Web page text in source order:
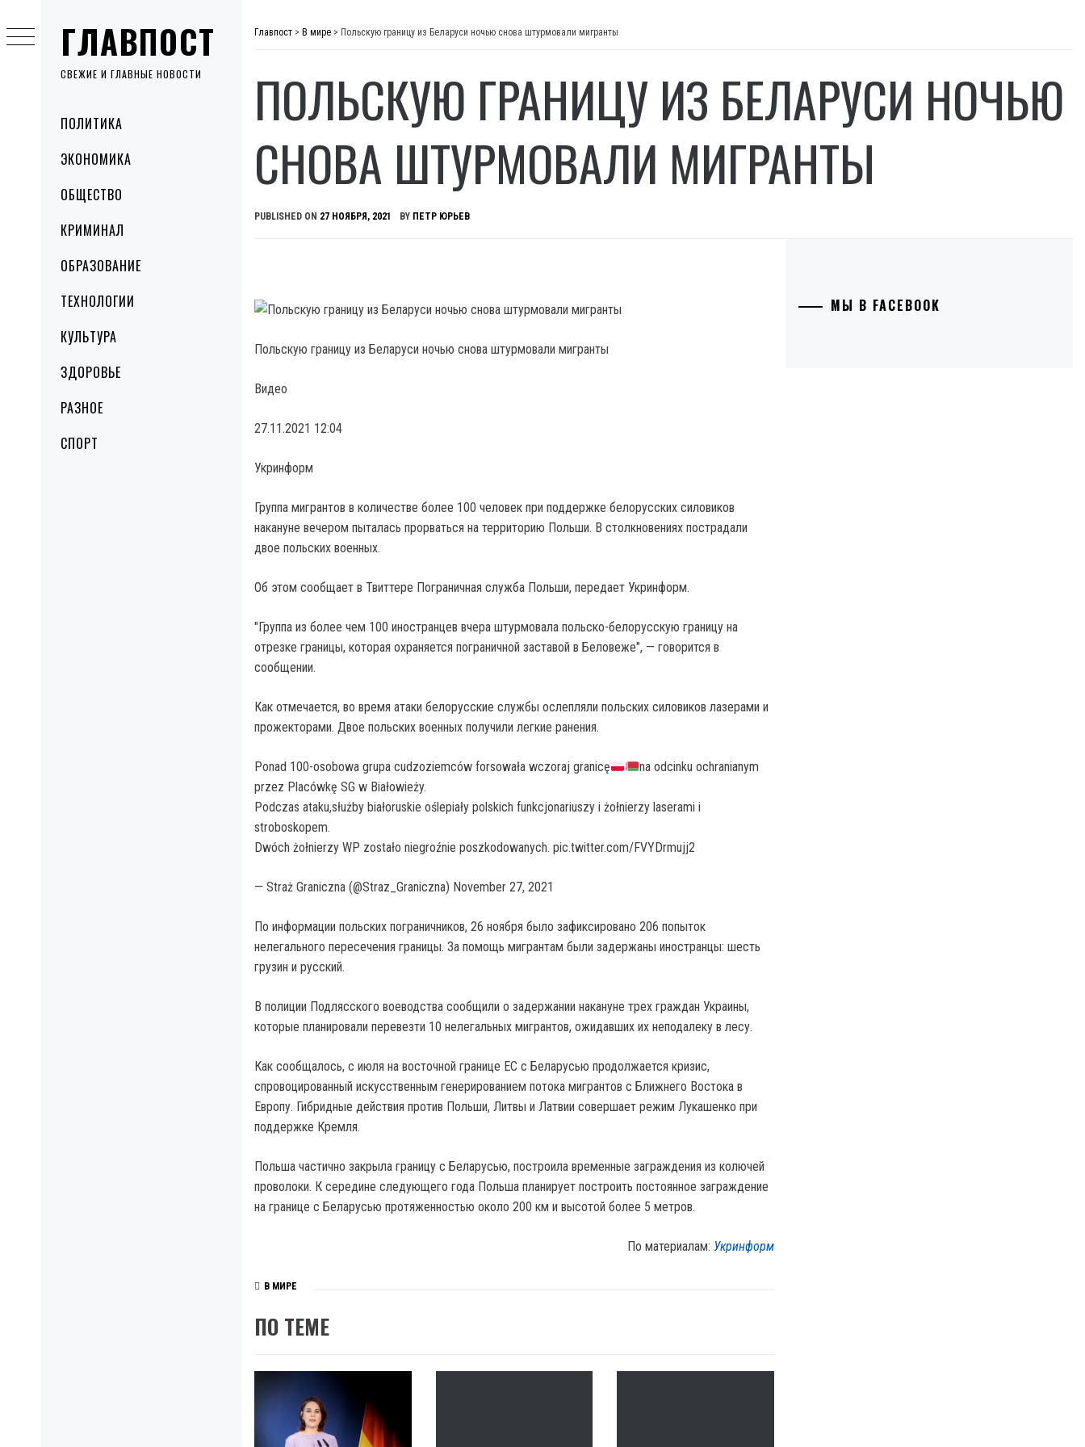
ГЛАВПОСТ
СВЕЖИЕ И ГЛАВНЫЕ НОВОСТИ
MenuПОЛИТИКА
ЭКОНОМИКА
ОБЩЕСТВО
КРИМИНАЛ
ОБРАЗОВАНИЕ
ТЕХНОЛОГИИ
КУЛЬТУРА
ЗДОРОВЬЕ
РАЗНОЕ
СПОРТ
to
content
Главпост > В мире > Польскую границу из Беларуси ночью снова штурмовали мигранты
ПОЛЬСКУЮ ГРАНИЦУ ИЗ БЕЛАРУСИ НОЧЬЮ
СНОВА ШТУРМОВАЛИ МИГРАНТЫ
PUBLISHED ON 27 НОЯБРЯ, 2021 BY ПЕТР ЮРЬЕВ
Польскую границу из Беларуси ночью снова штурмовали мигранты
Видео
27.11.2021 12:04
Укринформ
Группа мигрантов в количестве более 100 человек при поддержке белорусских силовиков
накануне вечером пыталась прорваться на территорию Польши. В столкновениях пострадали
двое польских военных.
Об этом сообщает в Твиттере Пограничная служба Польши, передает Укринформ.
"Группа из более чем 100 иностранцев вчера штурмовала польско-белорусскую границу на
отрезке границы, которая охраняется пограничной заставой в Беловеже", — говорится в
сообщении.
Как отмечается, во время атаки белорусские службы ослепляли польских силовиков лазерами и
прожекторами. Двое польских военных получили легкие ранения.
Ponad 100-osobowa grupa cudzoziemców forsowała wczoraj granicę
na odcinku ochranianym
przez Placówkę SG w Białowieży.
Podczas ataku,służby białoruskie oślepiały polskich funkcjonariuszy i żołnierzy laserami i
stroboskopem.
Dwóch żołnierzy WP zostało niegroźnie poszkodowanych. pic.twitter.com/FVYDrmujj2
— Straż Graniczna (@Straz_Graniczna) November 27, 2021
По информации польских пограничников, 26 ноября было зафиксировано 206 попыток
нелегального пересечения границы. За помощь мигрантам были задержаны иностранцы: шесть
грузин и русский.
В полиции Подлясского воеводства сообщили о задержании накануне трех граждан Украины,
которые планировали перевезти 10 нелегальных мигрантов, ожидавших их неподалеку в лесу.
Как сообщалось, с июля на восточной границе ЕС с Беларусью продолжается кризис,
спровоцированный искусственным генерированием потока мигрантов с Ближнего Востока в
Европу. Гибридные действия против Польши, Литвы и Латвии совершает режим Лукашенко при
поддержке Кремля.
Польша частично закрыла границу с Беларусью, построила временные заграждения из колючей
проволоки. К середине следующего года Польша планирует построить постоянное заграждение
на границе с Беларусью протяженностью около 200 км и высотой более 5 метров.
По материалам: Укринформ
В МИРЕ
ПО ТЕМЕ
МЫ В FACEBOOK